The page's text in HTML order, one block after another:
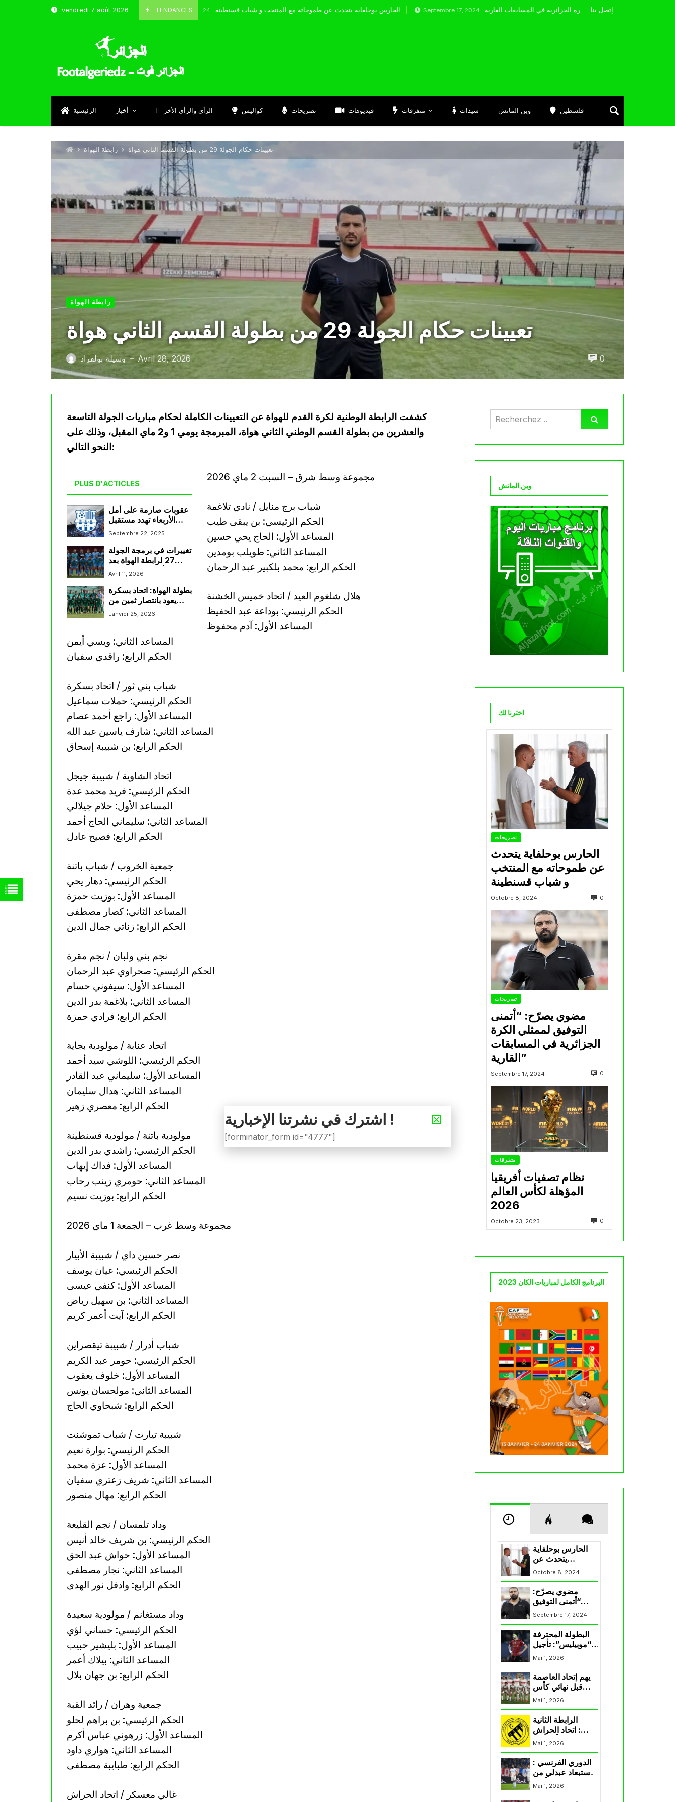
vendredi 7 août 2026 TENDANCES
Octobre 8, 2024 الحارس بوحلفاية يتحدث عن طموحاته مع المنتخب و شباب قسنطينة Septembre 17, 2024 إتصل بنا
الرئيسية أخبار الرأي والرأي الأخر كواليس تصريحات فيديوهات متفرقات سيدات وين الماتش فلسطين
رابطة الهواة تعيينات حكام الجولة 29 من بطولة القسم الثاني هواة
رابطة الهواة
تعيينات حكام الجولة 29 من بطولة القسم الثاني هواة
وسيلة بولفراد — Avril 28, 2026 0
كشفت الرابطة الوطنية لكرة القدم للهواة عن التعيينات الكاملة لحكام مباريات الجولة التاسعة
والعشرين من بطولة القسم الوطني الثاني هواة، المبرمجة يومي 1 و2 ماي المقبل، وذلك على
النحو التالي:
PLUS D'ACTICLES
عقوبات صارمة على أمل
الأربعاء تهدد مستقبل
الفريق
Septembre 22, 2025
تغييرات في برمجة الجولة
27 لرابطة الهواة بعد
أحداث الجولة 26
Avril 11, 2026
بطولة الهواة: اتحاد بسكرة
يعود بانتصار ثمين من
قسنطينة ويعزّز صدارته
لمجموعة الشرق
Janvier 25, 2026
مجموعة وسط شرق – السبت 2 ماي 2026
شباب برج منايل / نادي تلاغمة
الحكم الرئيسي: بن يبقى طيب
المساعد الأول: الحاج يحي حسين
المساعد الثاني: طويلب بومدين
الحكم الرابع: محمد بلكبير عبد الرحمان
هلال شلغوم العيد / اتحاد خميس الخشنة
الحكم الرئيسي: بوداعة عبد الحفيظ
المساعد الأول: آدم محفوظ
المساعد الثاني: ويسي أيمن
الحكم الرابع: راقدي سفيان
شباب بني ثور / اتحاد بسكرة
الحكم الرئيسي: حملات سماعيل
المساعد الأول: راجع أحمد عصام
المساعد الثاني: شارف ياسين عبد الله
الحكم الرابع: بن شبيبة إسحاق
اتحاد الشاوية / شبيبة جيجل
الحكم الرئيسي: فريد محمد عدة
المساعد الأول: حلام جيلالي
المساعد الثاني: سليماني الحاج أحمد
الحكم الرابع: فصيح عادل
جمعية الخروب / شباب باتنة
الحكم الرئيسي: دهار يحي
المساعد الأول: بوزيت حمزة
المساعد الثاني: كصار مصطفى
الحكم الرابع: زناتي جمال الدين
نجم بني ولبان / نجم مقرة
الحكم الرئيسي: صحراوي عبد الرحمان
المساعد الأول: سيفوني حسام
المساعد الثاني: بلاغمة بدر الدين
الحكم الرابع: فرادي حمزة
اتحاد عنابة / مولودية بجاية
الحكم الرئيسي: اللوشي سيد أحمد
المساعد الأول: سليماني عبد القادر
المساعد الثاني: هدال سليمان
الحكم الرابع: معصري زهير
مولودية باتنة / مولودية قسنطينة
الحكم الرئيسي: راشدي بدر الدين
المساعد الأول: فداك إيهاب
المساعد الثاني: حومري زينب رحاب
الحكم الرابع: بوزيت نسيم
مجموعة وسط غرب – الجمعة 1 ماي 2026
نصر حسين داي / شبيبة الأبيار
الحكم الرئيسي: عيان يوسف
المساعد الأول: كنفي عيسى
المساعد الثاني: بن سهيل رياض
الحكم الرابع: آيت أعمر كريم
شباب أدرار / شبيبة تيقصراين
الحكم الرئيسي: حومر عبد الكريم
المساعد الأول: خلوف يعقوب
المساعد الثاني: مولحسان يونس
الحكم الرابع: شبحاوي الحاج
شبيبة تيارت / شباب تموشنت
الحكم الرئيسي: بوارة نعيم
المساعد الأول: عزة محمد
المساعد الثاني: شريف زعتري سفيان
الحكم الرابع: مهال منصور
وداد تلمسان / نجم القليعة
الحكم الرئيسي: بن شريف خالد أنيس
المساعد الأول: حواش عبد الحق
المساعد الثاني: نجار مصطفى
الحكم الرابع: وادفل نور الهدى
وداد مستغانم / مولودية سعيدة
الحكم الرئيسي: حساني لؤي
المساعد الأول: بليشير حبيب
المساعد الثاني: بيلاك أعمر
الحكم الرابع: بن جهان بلال
جمعية وهران / رائد القبة
الحكم الرئيسي: بن براهم لحلو
المساعد الأول: زرهوني عباس أكرم
المساعد الثاني: هواري داود
الحكم الرابع: طبايبة مصطفى
غالي معسكر / اتحاد الحراش
وين الماتش
اخترنا لك
تصريحات
الحارس بوحلفاية يتحدث
عن طموحاته مع المنتخب
و شباب قسنطينة
Octobre 8, 2024 0
تصريحات
مضوي يصرّح: “أتمنى
التوفيق لممثلي الكرة
الجزائرية في المسابقات
القارية”
Septembre 17, 2024 0
متفرقات
نظام تصفيات أفريقيا
المؤهلة لكأس العالم
2026
Octobre 23, 2023 0
البرنامج الكامل لمباريات الكان 2023
الحارس بوحلفاية
يتحدث عن
طموحاته مع
المنتخب و شباب
قسنطينة
Octobre 8, 2024
مضوي يصرّح:
“أتمنى التوفيق
لممثلي الكرة
الجزائرية في
Septembre 17, 2024
البطولة المحترفة
“موبيليس”: تأجيل
مباراة إتحاد
العاصمة وأتلتيك
بارادو
Mai 1, 2026
يهم إتحاد العاصمة
قبل نهائي كأس
اكاف : الزمالك
يسقط بثلاثية أمام
Mai 1, 2026
الرابطة الثانية
: اتحاد الحراش
يحسم التأهل إلى
“البلاي أوف”
Mai 1, 2026
الدوري الفرنسي :
استبعاد عبدلي من
قائمة مرسيليا أمام
Mai 1, 2026
اشترك في نشرتنا الإخبارية !
[forminator_form id="4777"]